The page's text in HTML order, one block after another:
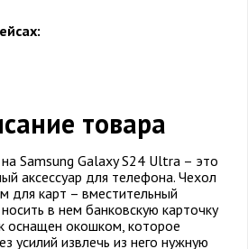
товара
Samsung Galaxy S24 Ultra – это
аксессуар для телефона. Чехол
для карт – вместительный
в нем банковскую карточку
оснащен окошком, которое
усилий извлечь из него нужную